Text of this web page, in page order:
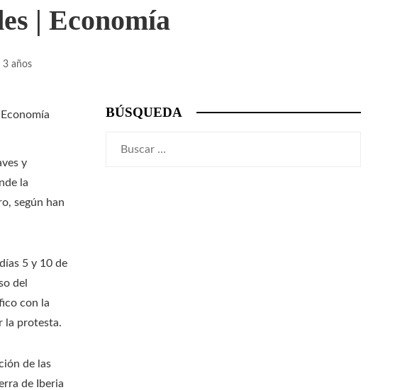
| Economía
3 años
y
la
según han
5 y 10 de
del
con la
la protesta.
de las
de Iberia
BÚSQUEDA